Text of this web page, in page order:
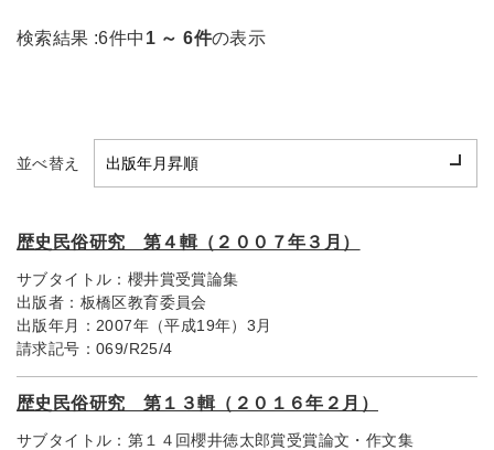
検索結果 :6件中 1 ～ 6件の表示
並べ替え
歴史民俗研究 第４輯（２００７年３月）
サブタイトル： 櫻井賞受賞論集
出版者： 板橋区教育委員会
出版年月： 2007年（平成19年）3月
請求記号： 069/R25/4
歴史民俗研究 第１３輯（２０１６年２月）
サブタイトル： 第１４回櫻井徳太郎賞受賞論文・作文集